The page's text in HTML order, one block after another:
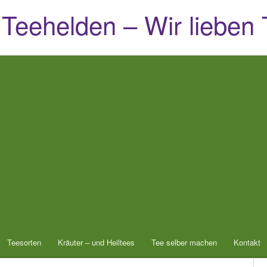
– Wir lieben
Teesorten Kräuter – und Heiltees Tee selber machen Kontakt